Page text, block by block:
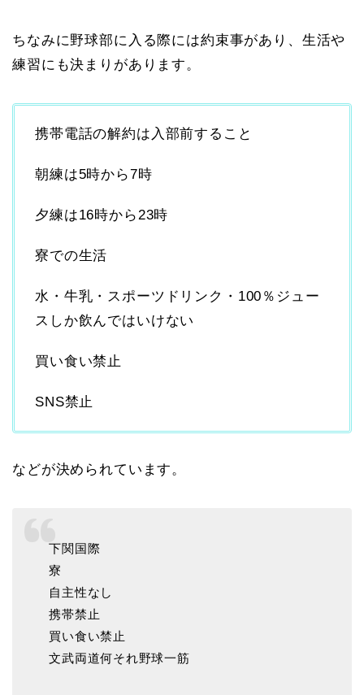
ちなみに野球部に入る際には約束事があり、生活や
練習にも決まりがあります。
携帯電話の解約は入部前すること
朝練は5時から7時
夕練は16時から23時
寮での生活
水・牛乳・スポーツドリンク・100％ジュー
スしか飲んではいけない
買い食い禁止
SNS禁止
などが決められています。
下関国際
寮
自主性なし
携帯禁止
買い食い禁止
文武両道何それ野球一筋